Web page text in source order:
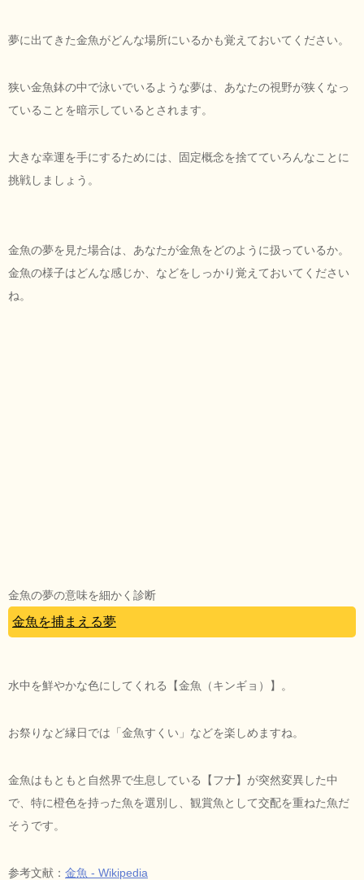
夢に出てきた金魚がどんな場所にいるかも覚えておいてください。
狭い金魚鉢の中で泳いでいるような夢は、あなたの視野が狭くなっ
ていることを暗示しているとされます。
大きな幸運を手にするためには、固定概念を捨てていろんなことに
挑戦しましょう。
金魚の夢を見た場合は、あなたが金魚をどのように扱っているか。
金魚の様子はどんな感じか、などをしっかり覚えておいてください
ね。
金魚の夢の意味を細かく診断
金魚を捕まえる夢
水中を鮮やかな色にしてくれる【金魚（キンギョ）】。
お祭りなど縁日では「金魚すくい」などを楽しめますね。
金魚はもともと自然界で生息している【フナ】が突然変異した中
で、特に橙色を持った魚を選別し、観賞魚として交配を重ねた魚だ
そうです。
参考文献： 金魚 - Wikipedia